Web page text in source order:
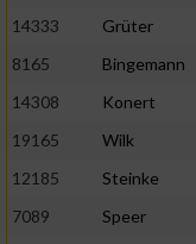
14333
Grüter
8165
Bingemann
14308
Konert
19165
Wilk
12185
Steinke
7089
Speer